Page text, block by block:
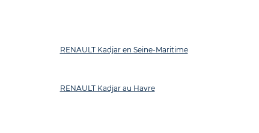
RENAULT Kadjar en Seine-Maritime
RENAULT Kadjar au Havre